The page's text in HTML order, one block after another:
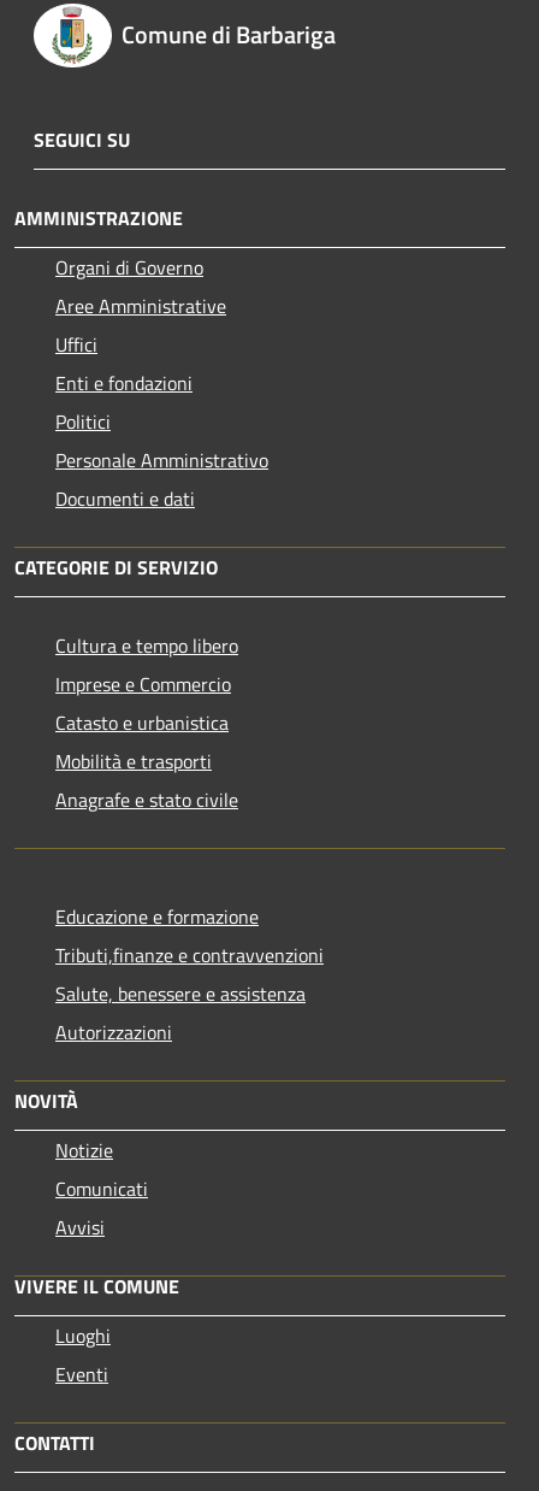
Comune di Barbariga
SEGUICI SU
AMMINISTRAZIONE
Organi di Governo
Aree Amministrative
Uffici
Enti e fondazioni
Politici
Personale Amministrativo
Documenti e dati
CATEGORIE DI SERVIZIO
Cultura e tempo libero
Imprese e Commercio
Catasto e urbanistica
Mobilità e trasporti
Anagrafe e stato civile
Educazione e formazione
Tributi,finanze e contravvenzioni
Salute, benessere e assistenza
Autorizzazioni
NOVITÀ
Notizie
Comunicati
Avvisi
VIVERE IL COMUNE
Luoghi
Eventi
CONTATTI